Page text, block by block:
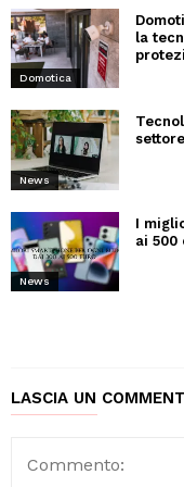
Domotica
la
News
News
I
ai 500
LASCIA UN